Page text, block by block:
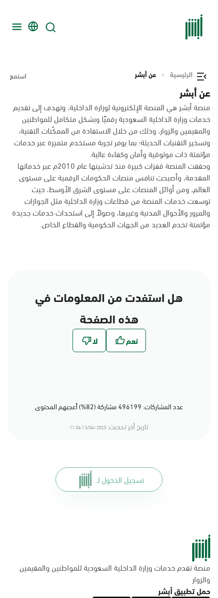
الرئيسية عن أبشر استمع
عن أبشر
منصة أبشر هي المنصة الإلكترونية لوزارة الداخلية، وتهدف إلى تقديم
خدمات وزارة الداخلية السعودية رقميًا وبشكل متكامل للمواطنين
والمقيمين والزوار، وذلك من خلال الاستفادة من الممكّنات التقنية،
وتسخير التقنيات الحديثة؛ بما يوفر تجربة مستخدم متميزة عبر خدمات
مؤتمتة ذات موثوقية وأمان وكفاءة عالية.
وحققت المنصة قفزات كبيرة منذ تدشينها عام 2010م عبر خدماتها
المقدمة، وأصبحت تنافس منصات الحكومات الرقمية على مستوى
العالم، ومن أوائل المنصات على مستوى الشرق الأوسط، حيث
توسعت خدمات المنصة من قطاعات وزارة الداخلية مثل الجوازات
والمرور والأحوال المدنية وغيرها، وصولاً إلى استحداث خدمات جديدة
مؤتمتة تخدم العديد من الجهات الحكومية والقطاع الخاص.
هل استفدت من المعلومات في
هذه الصفحة
عدد المشاركات: 496199 مشاركة (82%) أعجبهم المحتوى
تاريخ أخر تحديث: 13/04/2023 11:04
تسجيل الدخول لـ
منصة تقدم خدمات وزارة الداخلية السعودية للمواطنين والمقيمين
والزوار
حمل تطبيق أبشر